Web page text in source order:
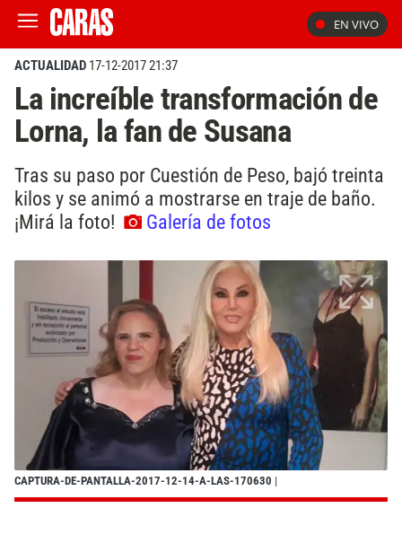
EN VIVO
ACTUALIDAD 17-12-2017 21:37
La increíble transformación de
Lorna, la fan de Susana
Tras su paso por Cuestión de Peso, bajó treinta
kilos y se animó a mostrarse en traje de baño.
¡Mirá la foto!
Galería de fotos
CAPTURA-DE-PANTALLA-2017-12-14-A-LAS-170630 |